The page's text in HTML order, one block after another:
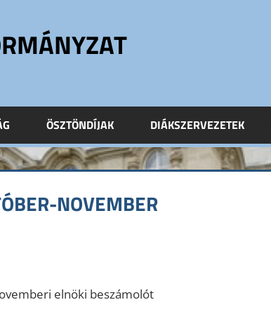
ÖSZTÖNDÍJAK DIÁKSZERVEZETEK
NOVEMBER
elnöki beszámolót